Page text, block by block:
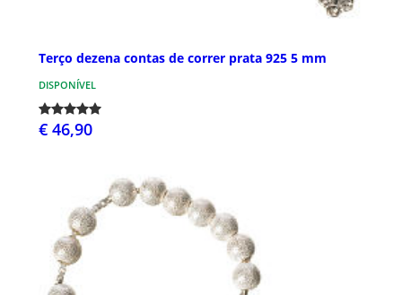
Terço dezena contas de correr prata 925 5 mm
DISPONÍVEL
€ 46,90